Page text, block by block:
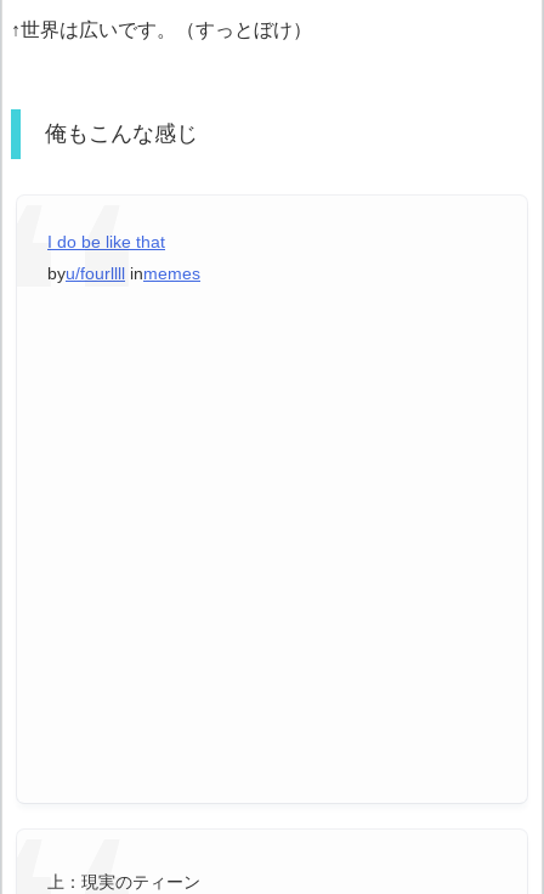
↑世界は広いです。（すっとぼけ）
俺もこんな感じ
I do be like that
byu/fourllll inmemes
上：現実のティーン